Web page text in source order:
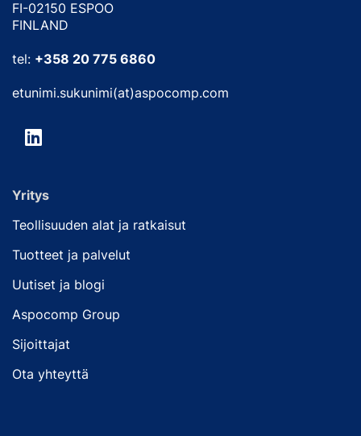
FI-02150 ESPOO
FINLAND
tel: +358 20 775 6860
etunimi.sukunimi(at)aspocomp.com
Yritys
Teollisuuden alat ja ratkaisut
Tuotteet ja palvelut
Uutiset ja blogi
Aspocomp Group
Sijoittajat
Ota yhteyttä